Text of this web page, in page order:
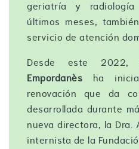
geriatría y
últimos meses,
servicio de atención
Desde este
Empordanès ha
renovación que da
desarrollada durante
nueva directora, la Dra.
internista de la